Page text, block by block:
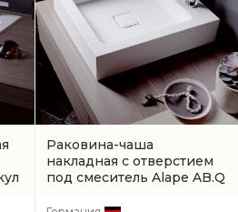
Раковина-чаша
накладная с отверстием
под смеситель Alape AB.Q